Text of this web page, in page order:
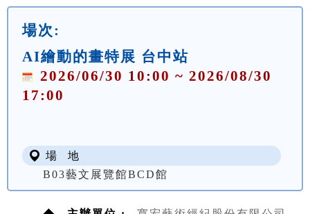
場次:
AI繪動的畫特展 台中站
2026/06/30 10:00 ~ 2026/08/30
17:00
場 地
B03藝文展覽館BCD館